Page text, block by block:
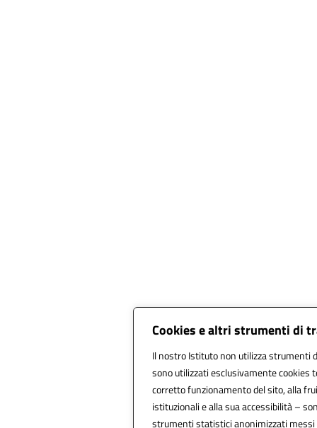
Cookies e altri strumenti di
Il nostro Istituto non utilizza strumenti
sono utilizzati esclusivamente cookies
corretto funzionamento del sito, alla
istituzionali e alla sua accessibilità –
strumenti statistici anonimizzati messi